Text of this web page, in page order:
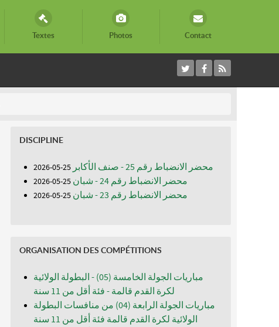
Textes Photos Contact
DISCIPLINE
محضر الانضباط رقم 25 - صنف الأكابر 25-05-2026
محضر الانضباط رقم 24 - شبان 25-05-2026
محضر الانضباط رقم 23 - شبان 25-05-2026
ORGANISATION DES COMPÉTITIONS
مباريات الجولة الخامسة (05) - البطولة الولائية
لكرة القدم قالمة - فئة أقل من 11 سنة
مباريات الجولة الرابعة (04) من منافسات البطولة
الولائية لكرة القدم قالمة فئة أقل من 11 سنة